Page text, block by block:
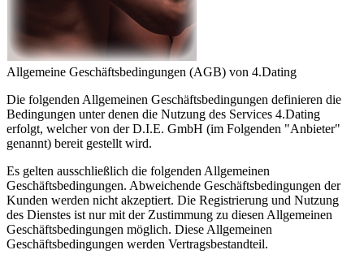
Allgemeine Geschäftsbedingungen (AGB) von 4.Dating
Die folgenden Allgemeinen Geschäftsbedingungen definieren die
Bedingungen unter denen die Nutzung des Services 4.Dating
erfolgt, welcher von der D.I.E. GmbH (im Folgenden "Anbieter"
genannt) bereit gestellt wird.
Es gelten ausschließlich die folgenden Allgemeinen
Geschäftsbedingungen. Abweichende Geschäftsbedingungen der
Kunden werden nicht akzeptiert. Die Registrierung und Nutzung
des Dienstes ist nur mit der Zustimmung zu diesen Allgemeinen
Geschäftsbedingungen möglich. Diese Allgemeinen
Geschäftsbedingungen werden Vertragsbestandteil.